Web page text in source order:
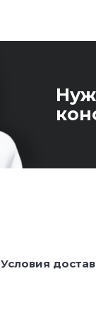
Условия